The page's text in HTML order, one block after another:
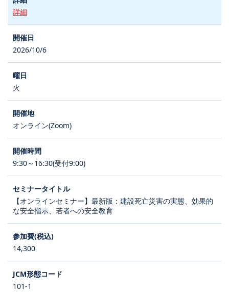
詳細
2026/10/6
火
オンライン(Zoom)
9:30～16:30(受付9:00)
【オンラインセミナー】最新版：建設死亡災害の実態、効果的
な安全指示、若者への安全教育
14,300
101-1